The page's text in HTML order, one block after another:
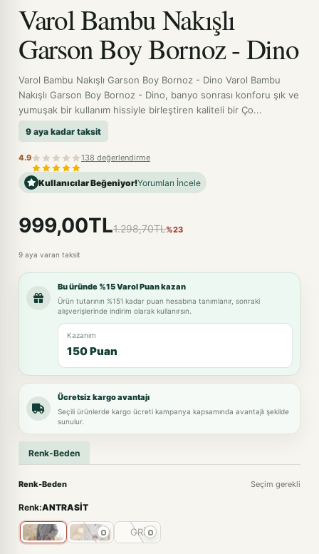
Varol Bambu Nakışlı
Garson Boy Bornoz - Dino
Varol Bambu Nakışlı Garson Boy Bornoz - Dino Varol Bambu
Nakışlı Garson Boy Bornoz - Dino, banyo sonrası konforu şık ve
yumuşak bir kullanım hissiyle birleştiren kaliteli bir Ço...
9 aya kadar taksit
4.9 138 değerlendirme
Kullanıcılar Beğeniyor!Yorumları İncele
999,00TL1.298,70TL%23
9 aya varan taksit
Bu üründe %15 Varol Puan kazan
Ürün tutarının %15'i kadar puan hesabına tanımlanır, sonraki
alışverişlerinde indirim olarak kullanırsın.
Kazanım
150 Puan
Ücretsiz kargo avantajı
Seçili ürünlerde kargo ücreti kampanya kapsamında avantajlı şekilde
sunulur.
Renk-Beden
Renk-Beden Seçim gerekli
Renk:ANTRASİT
GRİ